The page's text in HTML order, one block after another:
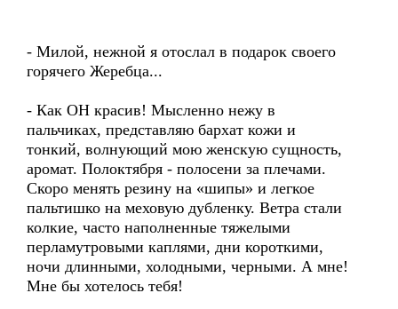
- Милой, нежной я отослал в подарок своего
горячего Жеребца...
- Как ОН красив! Мысленно нежу в
пальчиках, представляю бархат кожи и
тонкий, волнующий мою женскую сущность,
аромат. Полоктября - полосени за плечами.
Скоро менять резину на «шипы» и легкое
пальтишко на меховую дубленку. Ветра стали
колкие, часто наполненные тяжелыми
перламутровыми каплями, дни короткими,
ночи длинными, холодными, черными. А мне!
Мне бы хотелось тебя!